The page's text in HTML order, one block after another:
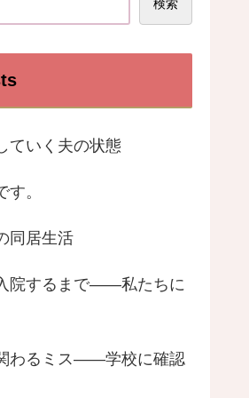
検索
ていく夫の状態
。
同居生活
院するまで――私たちに
わるミス——学校に確認